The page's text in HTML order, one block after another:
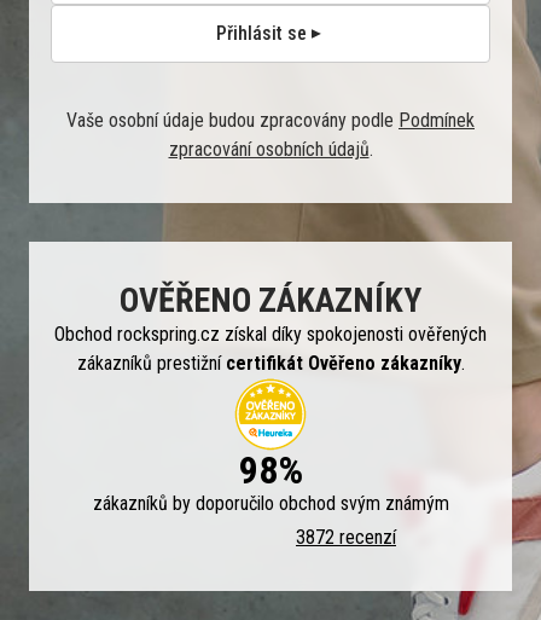
Přihlásit se
Vaše osobní údaje budou zpracovány podle Podmínek
zpracování osobních údajů.
OVĚŘENO ZÁKAZNÍKY
Obchod rockspring.cz získal díky spokojenosti ověřených
zákazníků prestižní certifikát Ověřeno zákazníky.
98%
zákazníků by doporučilo obchod svým známým
3872 recenzí